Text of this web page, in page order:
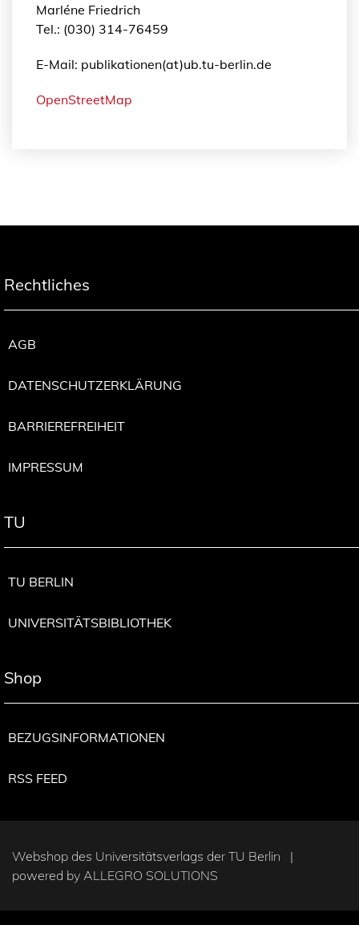
Marléne Friedrich
Tel.: (030) 314-76459
E-Mail: publikationen(at)ub.tu-berlin.de
OpenStreetMap
Rechtliches
AGB
DATENSCHUTZERKLÄRUNG
BARRIEREFREIHEIT
IMPRESSUM
TU
TU BERLIN
UNIVERSITÄTSBIBLIOTHEK
Shop
BEZUGSINFORMATIONEN
RSS FEED
Webshop des Universitätsverlags der TU Berlin |
powered by ALLEGRO SOLUTIONS